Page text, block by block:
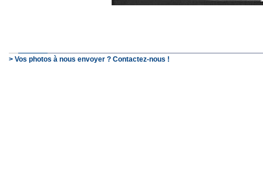
> Vos photos à nous envoyer ? Contactez-nous !